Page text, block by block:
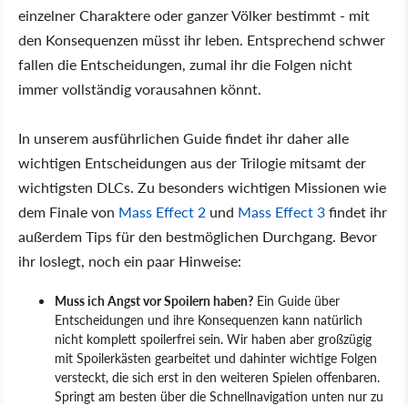
einzelner Charaktere oder ganzer Völker bestimmt - mit
den Konsequenzen müsst ihr leben. Entsprechend schwer
fallen die Entscheidungen, zumal ihr die Folgen nicht
immer vollständig vorausahnen könnt.
In unserem ausführlichen Guide findet ihr daher alle
wichtigen Entscheidungen aus der Trilogie mitsamt der
wichtigsten DLCs. Zu besonders wichtigen Missionen wie
dem Finale von Mass Effect 2 und Mass Effect 3findet ihr
außerdem Tips für den bestmöglichen Durchgang. Bevor
ihr loslegt, noch ein paar Hinweise:
Muss ich Angst vor Spoilern haben? Ein Guide über
Entscheidungen und ihre Konsequenzen kann natürlich
nicht komplett spoilerfrei sein. Wir haben aber großzügig
mit Spoilerkästen gearbeitet und dahinter wichtige Folgen
versteckt, die sich erst in den weiteren Spielen offenbaren.
Springt am besten über die Schnellnavigation unten nur zu